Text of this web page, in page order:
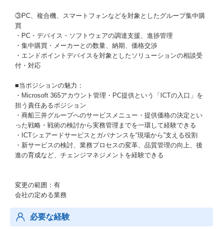
③PC、複合機、スマートフォンなどを対象としたグループ集中購
買
・PC・デバイス・ソフトウェアの調達支援、進捗管理
・集中購買・メーカーとの数量、納期、価格交渉
・エンドポイントデバイスを対象としたソリューションの相談受
付・対応
■当ポジションの魅力：
・Microsoft 365アカウント管理・PC提供という「ICTの入口」を
担う責任あるポジション
・商船三井グループへのサービスメニュー・提供価格の決定とい
った戦略・戦術の検討から実務管理までを一環して経験できる
・ICTシェアードサービスとガバナンスを“現場から”支える役割
・新サービスの検討、業務プロセスの変革、品質管理の向上、後
進の育成など、チェンジマネジメントを経験できる
変更の範囲：有
会社の定める業務
必要な経験